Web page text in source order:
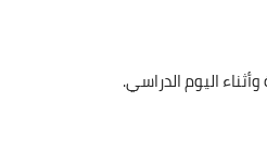
اليوم الدراسي.